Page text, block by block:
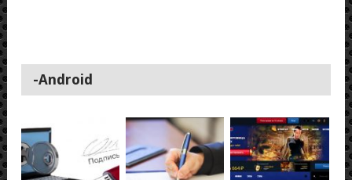
-Android